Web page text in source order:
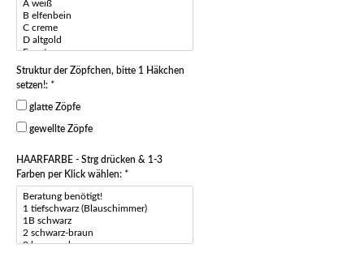
Struktur der Zöpfchen, bitte 1 Häkchen
setzen!: *
glatte Zöpfe
gewellte Zöpfe
HAARFARBE - Strg drücken & 1-3
Farben per Klick wählen: *